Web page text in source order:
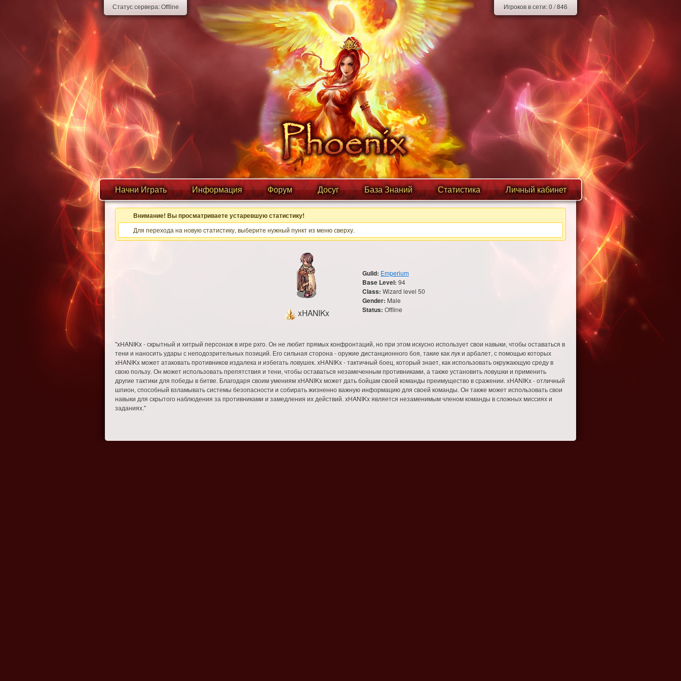
Статус сервера:Offline Игроков в сети:0 /846
Начни Играть Информация Форум Досуг База Знаний Статистика Личный кабинет
Внимание! Вы просматриваете устаревшую статистику!
Для перехода на новую статистику, выберите нужный пункт из меню сверху.
xHANIKx
Guild: Emperium
Base Level: 94
Class: Wizard level 50
Gender: Male
Status: Offline
"xHANIKx - скрытный и хитрый персонаж в игре pxro. Он не любит прямых конфронтаций, но при этом искусно использует свои навыки, чтобы оставаться в
тени и наносить удары с неподозрительных позиций. Его сильная сторона - оружие дистанционного боя, такие как лук и арбалет, с помощью которых
xHANIKx может атаковать противников издалека и избегать ловушек. xHANIKx - тактичный боец, который знает, как использовать окружающую среду в
свою пользу. Он может использовать препятствия и тени, чтобы оставаться незамеченным противниками, а также установить ловушки и применить
другие тактики для победы в битве. Благодаря своим умениям xHANIKx может дать бойцам своей команды преимущество в сражении. xHANIKx - отличный
шпион, способный взламывать системы безопасности и собирать жизненно важную информацию для своей команды. Он также может использовать свои
навыки для скрытого наблюдения за противниками и замедления их действий. xHANIKx является незаменимым членом команды в сложных миссиях и
заданиях."